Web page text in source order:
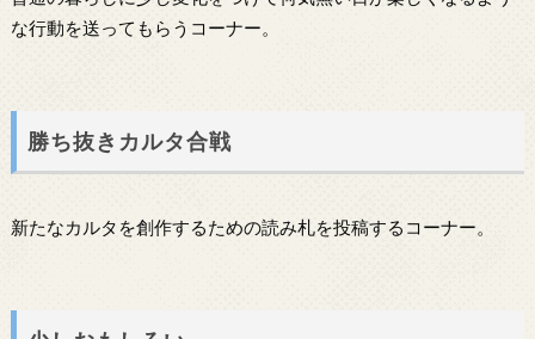
な行動を送ってもらうコーナー。
勝ち抜きカルタ合戦
新たなカルタを創作するための読み札を投稿するコーナー。